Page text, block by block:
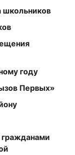
школьников
году
Первых»